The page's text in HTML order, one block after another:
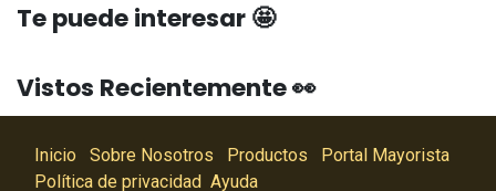
Te puede interesar 🤩
Vistos Recientemente 👀
Inicio Sobre Nosotros Productos
Portal Mayorista
Política de privacidad Ayuda